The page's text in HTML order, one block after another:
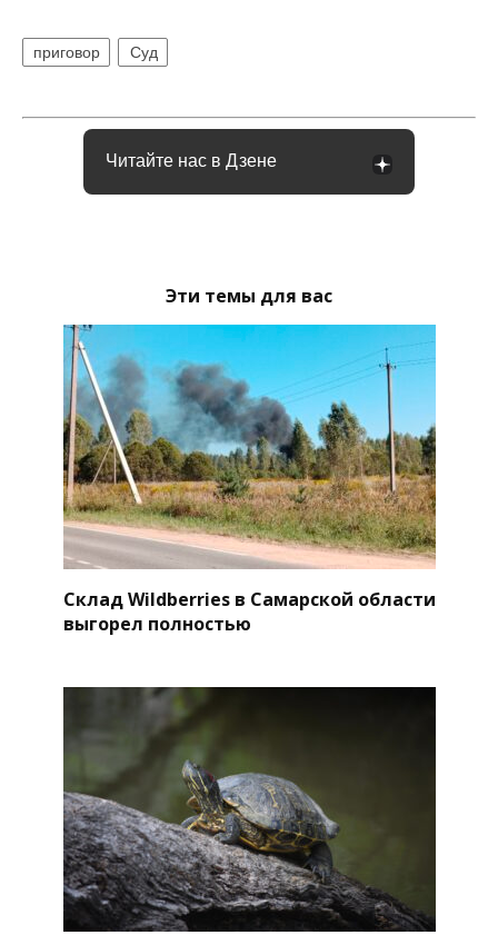
приговор Суд
Читайте нас в Дзене
Эти темы для вас
Склад Wildberries в Самарской области
выгорел полностью